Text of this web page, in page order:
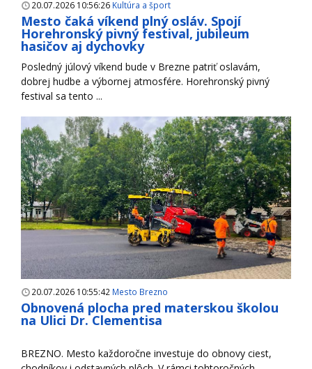
20.07.2026 10:56:26 Kultúra a šport
Mesto čaká víkend plný osláv. Spojí
Horehronský pivný festival, jubileum
hasičov aj dychovky
Posledný júlový víkend bude v Brezne patriť oslavám,
dobrej hudbe a výbornej atmosfére. Horehronský pivný
festival sa tento ...
20.07.2026 10:55:42 Mesto Brezno
Obnovená plocha pred materskou školou
na Ulici Dr. Clementisa
BREZNO. Mesto každoročne investuje do obnovy ciest,